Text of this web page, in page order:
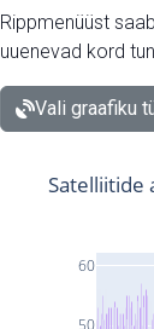
Rippmenüüst
uuenevad kord
Vali graafiku
50
60
Satelliitide